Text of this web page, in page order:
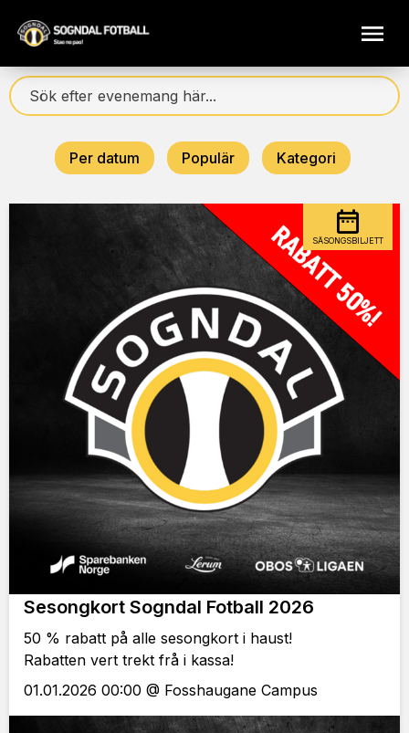
Per datum Populär Kategori
Sesongkort Sogndal Fotball 2026
50 % rabatt på alle sesongkort i haust!
Rabatten vert trekt frå i kassa!
01.01.2026 00:00 @ Fosshaugane Campus
SÄSONGSBILJETT